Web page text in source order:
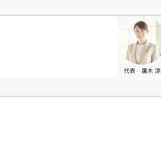
代表 廣木 涼